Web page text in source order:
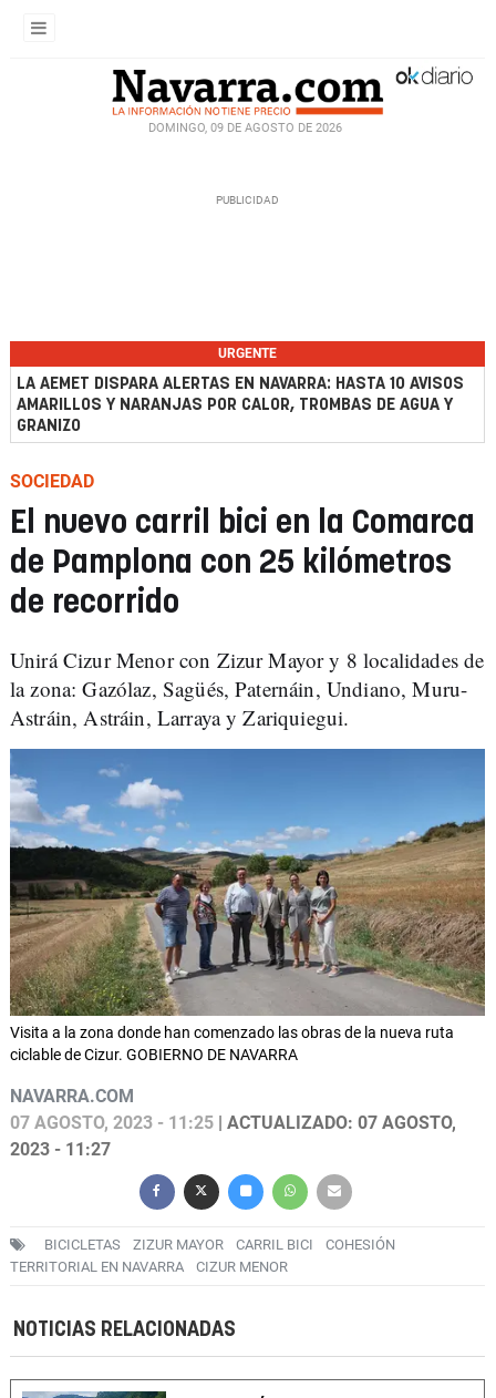
DOMINGO, 09 DE AGOSTO DE 2026
URGENTE
LA AEMET DISPARA ALERTAS EN NAVARRA: HASTA 10 AVISOS
AMARILLOS Y NARANJAS POR CALOR, TROMBAS DE AGUA Y
GRANIZO
SOCIEDAD
El nuevo carril bici en la Comarca
de Pamplona con 25 kilómetros
de recorrido
Unirá Cizur Menor con Zizur Mayor y 8 localidades de
la zona: Gazólaz, Sagüés, Paternáin, Undiano, Muru-
Astráin, Astráin, Larraya y Zariquiegui.
Visita a la zona donde han comenzado las obras de la nueva ruta
ciclable de Cizur. GOBIERNO DE NAVARRA
NAVARRA.COM
07 AGOSTO, 2023 - 11:25 | ACTUALIZADO: 07 AGOSTO,
2023 - 11:27
BICICLETAS ZIZUR MAYOR CARRIL BICI
COHESIÓN
TERRITORIAL EN NAVARRA
CIZUR MENOR
NOTICIAS RELACIONADAS